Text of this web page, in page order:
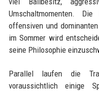
Umschaltmomenten.
offensiven und
im Sommer wird
seine Philosophie
Parallel laufen die
voraussichtlich einige